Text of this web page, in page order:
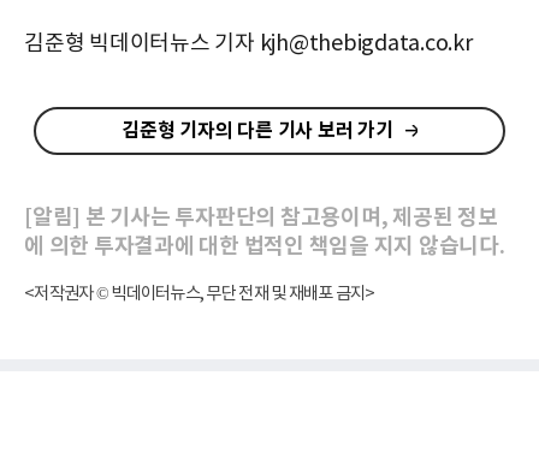
김준형 빅데이터뉴스 기자 kjh@thebigdata.co.kr
김준형 기자의 다른 기사 보러 가기
[알림] 본 기사는 투자판단의 참고용이며, 제공된 정보
에 의한 투자결과에 대한 법적인 책임을 지지 않습니다.
<저작권자 © 빅데이터뉴스, 무단 전재 및 재배포 금지>